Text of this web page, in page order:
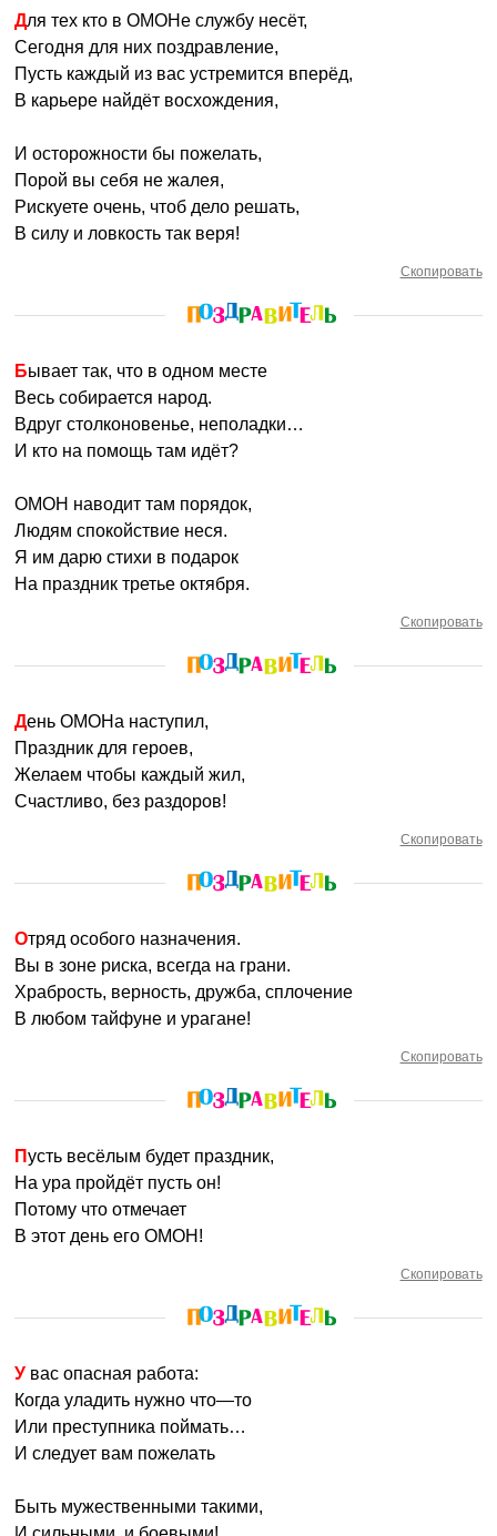
Для тех кто в ОМОНе службу несёт,
Сегодня для них поздравление,
Пусть каждый из вас устремится вперёд,
В карьере найдёт восхождения,
И осторожности бы пожелать,
Порой вы себя не жалея,
Рискуете очень, чтоб дело решать,
В силу и ловкость так веря!
Скопировать
Бывает так, что в одном месте
Весь собирается народ.
Вдруг столконовенье, неполадки…
И кто на помощь там идёт?
ОМОН наводит там порядок,
Людям спокойствие неся.
Я им дарю стихи в подарок
На праздник третье октября.
Скопировать
День ОМОНа наступил,
Праздник для героев,
Желаем чтобы каждый жил,
Счастливо, без раздоров!
Скопировать
Отряд особого назначения.
Вы в зоне риска, всегда на грани.
Храбрость, верность, дружба, сплочение
В любом тайфуне и урагане!
Скопировать
Пусть весёлым будет праздник,
На ура пройдёт пусть он!
Потому что отмечает
В этот день его ОМОН!
Скопировать
У вас опасная работа:
Когда уладить нужно что—то
Или преступника поймать…
И следует вам пожелать
Быть мужественными такими,